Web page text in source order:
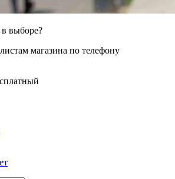
выборе?
магазина по телефону